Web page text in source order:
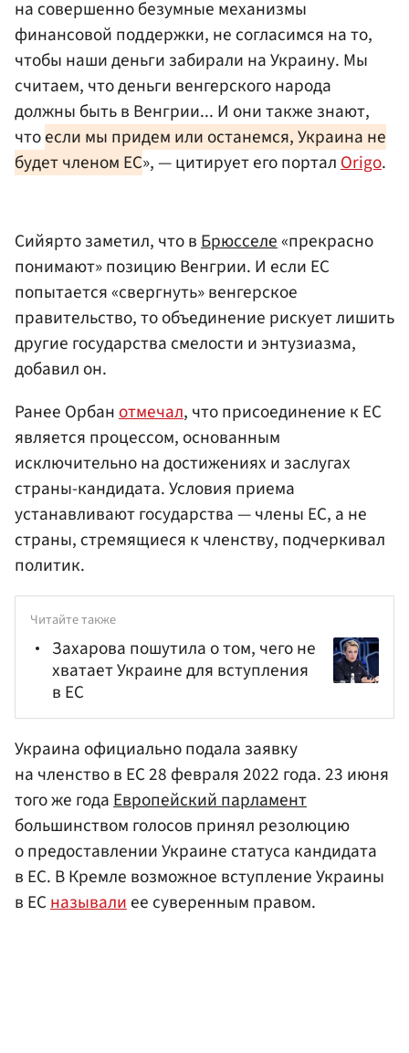
на совершенно безумные механизмы
финансовой поддержки, не согласимся на то,
чтобы наши деньги забирали на Украину. Мы
считаем, что деньги венгерского народа
должны быть в Венгрии... И они также знают,
чтоесли мы придем или останемся, Украина не
будет членом ЕС», — цитирует его порталOrigo.
Сийярто заметил, что вБрюсселе«прекрасно
понимают» позицию Венгрии. И если ЕС
попытается «свергнуть» венгерское
правительство, то объединение рискует лишить
другие государства смелости и энтузиазма,
добавил он.
Ранее Орбанотмечал, что присоединение к ЕС
является процессом, основанным
исключительно на достижениях и заслугах
страны-кандидата. Условия приема
устанавливают государства — члены ЕС, а не
страны, стремящиеся к членству, подчеркивал
политик.
Читайте также
Захарова пошутила о том, чего не
хватает Украине для вступления
в ЕС
Украина официально подала заявку
на членство в ЕС 28 февраля 2022 года. 23 июня
того же годаЕвропейский парламент
большинством голосов принял резолюцию
о предоставлении Украине статуса кандидата
в ЕС. В Кремле возможное вступление Украины
в ЕСназывалиее суверенным правом.